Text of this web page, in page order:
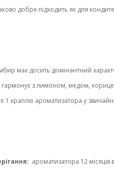
добре підходить як для
має досить домінантний
з лимоном, медом,
1 краплю ароматизатора у
ароматизатора 12 місяців